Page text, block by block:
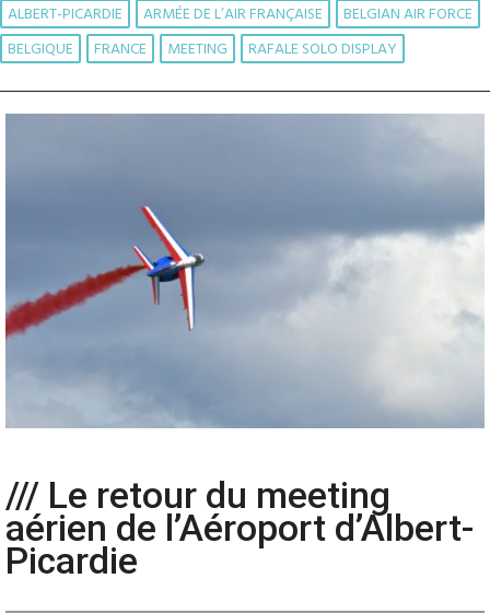
ALBERT-PICARDIE ARMÉE DE L’AIR FRANÇAISE
BELGIAN AIR FORCE
BELGIQUE
FRANCE MEETING RAFALE SOLO DISPLAY
/// Le retour du meeting
aérien de l’Aéroport d’Albert-
Picardie